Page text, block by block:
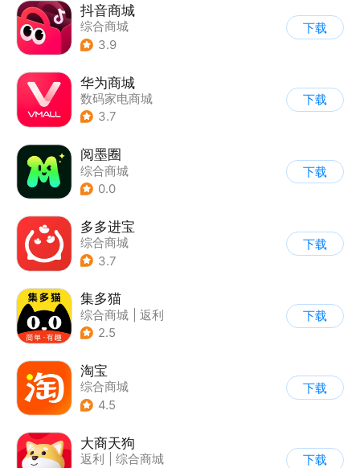
抖音商城
综合商城
3.9
下载
华为商城
数码家电商城
3.7
下载
阅墨圈
综合商城
0.0
下载
多多进宝
综合商城
3.7
下载
集多猫
综合商城
返利
| 商品推荐
2.5
下载
淘宝
综合商城
4.5
下载
大商天狗
返利
综合商城
下载